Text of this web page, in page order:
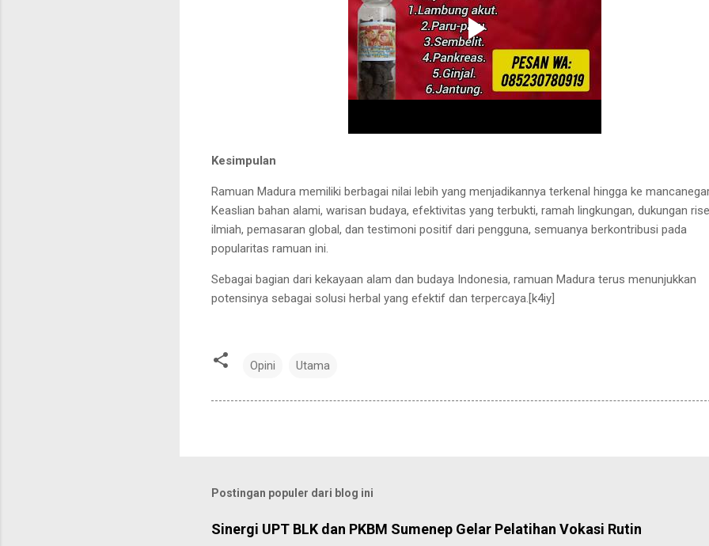
Kesimpulan
Ramuan Madura memiliki berbagai nilai lebih yang menjadikannya terkenal hingga ke
Keaslian bahan alami, warisan budaya, efektivitas yang terbukti, ramah lingkungan, dukungan
ilmiah, pemasaran global, dan testimoni positif dari pengguna, semuanya berkontribusi pada
popularitas ramuan ini.
Sebagai bagian dari kekayaan alam dan budaya Indonesia, ramuan Madura terus menunjukkan
potensinya sebagai solusi herbal yang efektif dan terpercaya.[k4iy]
Opini Utama
Postingan populer dari blog ini
Sinergi UPT BLK dan PKBM Sumenep Gelar Pelatihan Vokasi Rutin